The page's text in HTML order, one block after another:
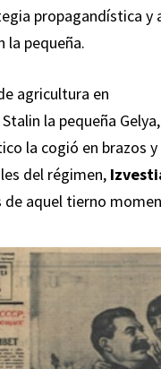
propagandística y
pequeña.
agricultura en
la pequeña
la cogió en brazos
del régimen,
aquel tierno